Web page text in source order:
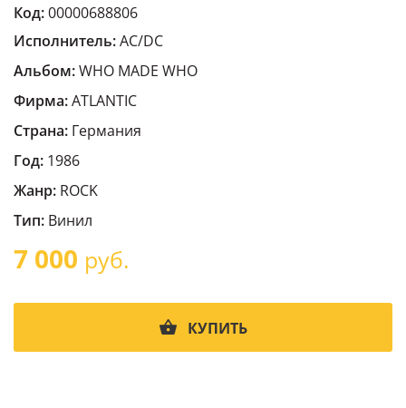
Код:00000688806
Исполнитель:AC/DC
Альбом:WHO MADE WHO
Фирма:ATLANTIC
Страна: Германия
Год: 1986
Жанр: ROCK
Тип: Винил
7 000 руб.
КУПИТЬ